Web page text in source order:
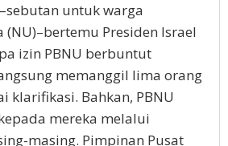
untuk warga
Presiden Israel
izin PBNU berbuntut
memanggil lima orang
klarifikasi. Bahkan, PBNU
mereka melalui
masing. Pimpinan Pusat